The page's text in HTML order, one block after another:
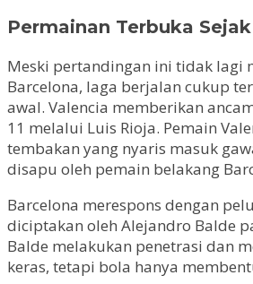
Permainan Terbuka
Meski pertandingan ini tidak lagi
Barcelona, laga berjalan cukup
awal. Valencia memberikan
11 melalui Luis Rioja. Pemain
tembakan yang nyaris masuk
disapu oleh pemain belakang
Barcelona merespons dengan
diciptakan oleh Alejandro Balde
Balde melakukan penetrasi dan
keras, tetapi bola hanya